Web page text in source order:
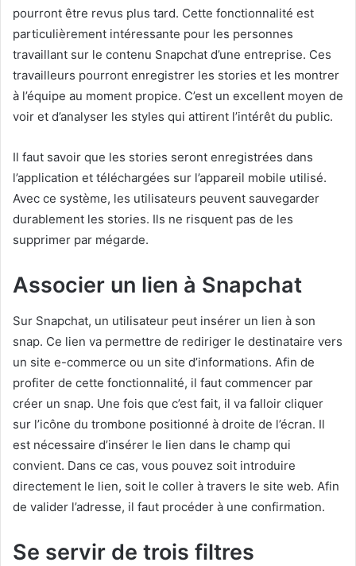
pourront être revus plus tard. Cette fonctionnalité est
particulièrement intéressante pour les personnes
travaillant sur le contenu Snapchat d’une entreprise. Ces
travailleurs pourront enregistrer les stories et les montrer
à l’équipe au moment propice. C’est un excellent moyen de
voir et d’analyser les styles qui attirent l’intérêt du public.
Il faut savoir que les stories seront enregistrées dans
l’application et téléchargées sur l’appareil mobile utilisé.
Avec ce système, les utilisateurs peuvent sauvegarder
durablement les stories. Ils ne risquent pas de les
supprimer par mégarde.
Associer un lien à Snapchat
Sur Snapchat, un utilisateur peut insérer un lien à son
snap. Ce lien va permettre de rediriger le destinataire vers
un site e-commerce ou un site d’informations. Afin de
profiter de cette fonctionnalité, il faut commencer par
créer un snap. Une fois que c’est fait, il va falloir cliquer
sur l’icône du trombone positionné à droite de l’écran. Il
est nécessaire d’insérer le lien dans le champ qui
convient. Dans ce cas, vous pouvez soit introduire
directement le lien, soit le coller à travers le site web. Afin
de valider l’adresse, il faut procéder à une confirmation.
Se servir de trois filtres